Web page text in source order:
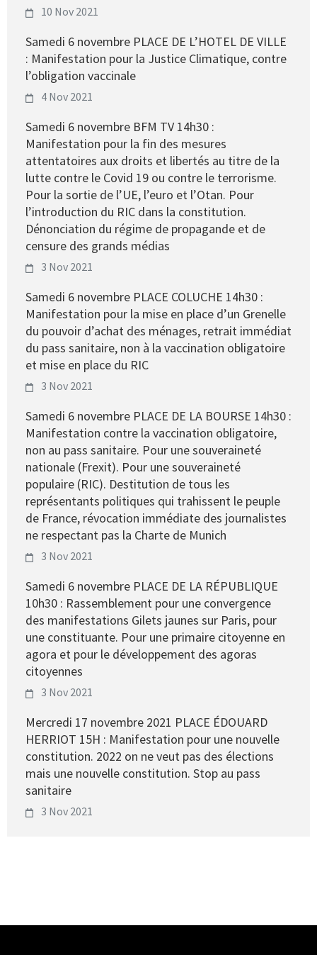
10 Nov 2021
Samedi 6 novembre PLACE DE L’HOTEL DE VILLE
: Manifestation pour la Justice Climatique, contre
l’obligation vaccinale
4 Nov 2021
Samedi 6 novembre BFM TV 14h30 :
Manifestation pour la fin des mesures
attentatoires aux droits et libertés au titre de la
lutte contre le Covid 19 ou contre le terrorisme.
Pour la sortie de l’UE, l’euro et l’Otan. Pour
l’introduction du RIC dans la constitution.
Dénonciation du régime de propagande et de
censure des grands médias
3 Nov 2021
Samedi 6 novembre PLACE COLUCHE 14h30 :
Manifestation pour la mise en place d’un Grenelle
du pouvoir d’achat des ménages, retrait immédiat
du pass sanitaire, non à la vaccination obligatoire
et mise en place du RIC
3 Nov 2021
Samedi 6 novembre PLACE DE LA BOURSE 14h30 :
Manifestation contre la vaccination obligatoire,
non au pass sanitaire. Pour une souveraineté
nationale (Frexit). Pour une souveraineté
populaire (RIC). Destitution de tous les
représentants politiques qui trahissent le peuple
de France, révocation immédiate des journalistes
ne respectant pas la Charte de Munich
3 Nov 2021
Samedi 6 novembre PLACE DE LA RÉPUBLIQUE
10h30 : Rassemblement pour une convergence
des manifestations Gilets jaunes sur Paris, pour
une constituante. Pour une primaire citoyenne en
agora et pour le développement des agoras
citoyennes
3 Nov 2021
Mercredi 17 novembre 2021 PLACE ÉDOUARD
HERRIOT 15H : Manifestation pour une nouvelle
constitution. 2022 on ne veut pas des élections
mais une nouvelle constitution. Stop au pass
sanitaire
3 Nov 2021